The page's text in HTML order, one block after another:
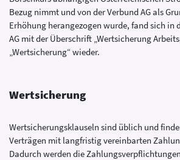
Bezug nimmt und von der Verbund AG als
Erhöhung herangezogen wurde, fand sich in
AG mit der Überschrift „Wertsicherung
„Wertsicherung“ wieder.
Wertsicherung
Wertsicherungsklauseln sind üblich und
Verträgen mit langfristig vereinbarten
Dadurch werden die